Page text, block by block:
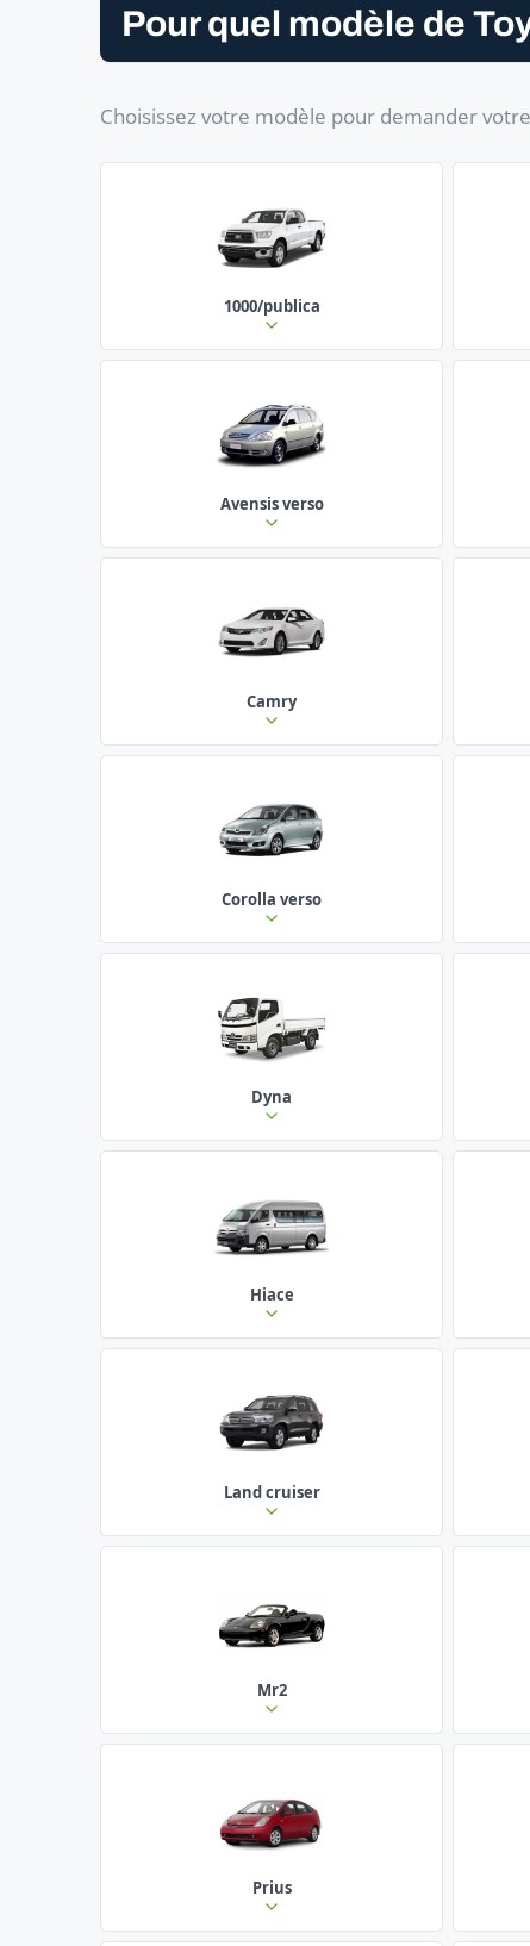
Pour quel modèle de
Choisissez votre modèle pour demander
1000/publica
Avensis verso
Camry
Corolla verso
Dyna
Hiace
Land cruiser
Mr2
Prius